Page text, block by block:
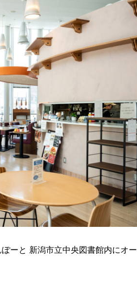
ーと 新潟市立中央図書館内にオー